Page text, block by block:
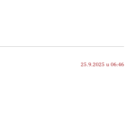
25.9.2025 u 06:46